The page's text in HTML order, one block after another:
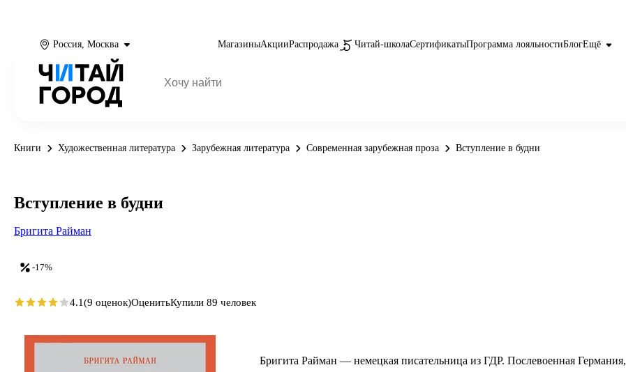
Россия, Москва МагазиныАкцииРаспродажа Читай-школаСертификатыПрограмма лояльностиБлогЕщё
Книги Художественная литература Зарубежная литература Современная зарубежная проза Вступление в будни
Бригита Райман — немецкая писательница из ГДР. Послевоенная Германия,
-17%
Вступление в будни
Бригита Райман
4.1(9 оценок)ОценитьКупили 89 человек